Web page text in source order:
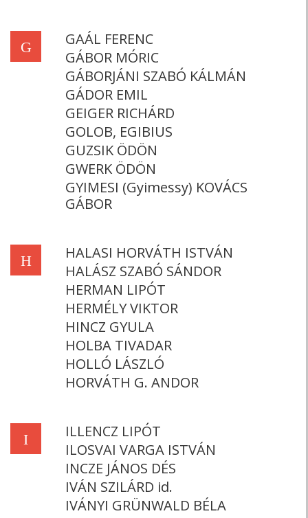
G
GAÁL FERENC
GÁBOR MÓRIC
GÁBORJÁNI SZABÓ KÁLMÁN
GÁDOR EMIL
GEIGER RICHÁRD
GOLOB, EGIBIUS
GUZSIK ÖDÖN
GWERK ÖDÖN
GYIMESI (Gyimessy) KOVÁCS
GÁBOR
H
HALASI HORVÁTH ISTVÁN
HALÁSZ SZABÓ SÁNDOR
HERMAN LIPÓT
HERMÉLY VIKTOR
HINCZ GYULA
HOLBA TIVADAR
HOLLÓ LÁSZLÓ
HORVÁTH G. ANDOR
I
ILLENCZ LIPÓT
ILOSVAI VARGA ISTVÁN
INCZE JÁNOS DÉS
IVÁN SZILÁRD id.
IVÁNYI GRÜNWALD BÉLA